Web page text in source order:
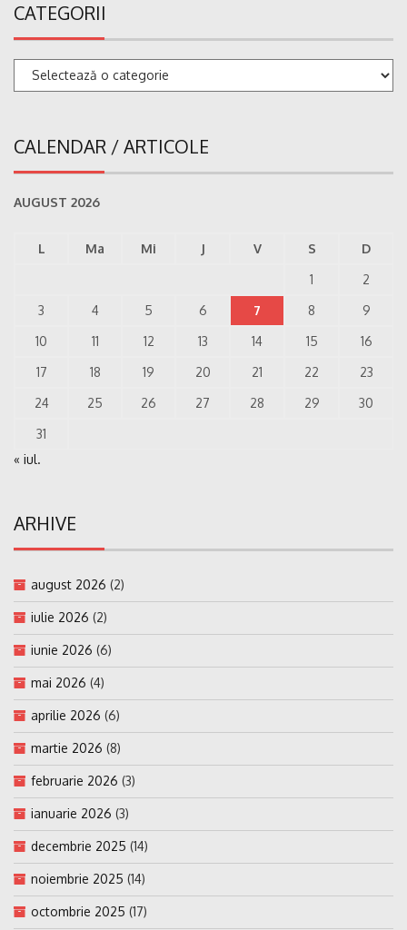
CATEGORII
Categorii
CALENDAR / ARTICOLE
AUGUST 2026
L Ma Mi J V S
D
1
2
3
4 5 6 7 8
9
10
11 12 13 14 15
16
17
18 19 20 21 22
23
24
25 26 27 28 29
30
31
« iul.
ARHIVE
august 2026 (2)
iulie 2026 (2)
iunie 2026 (6)
mai 2026 (4)
aprilie 2026 (6)
martie 2026 (8)
februarie 2026 (3)
ianuarie 2026 (3)
decembrie 2025 (14)
noiembrie 2025 (14)
octombrie 2025 (17)